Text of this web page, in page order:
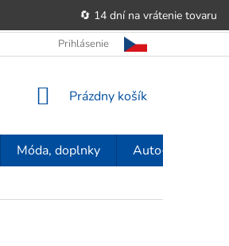
🔄 14 dní na vrátenie tovaru
PODMIENKY POUČENIE O PRÁVE
Prihlásenie
NÁKUPNÝ
Prázdny košík
Móda, doplnky Auto-moto